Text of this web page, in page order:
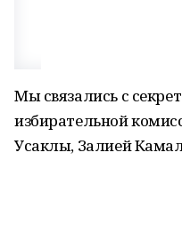
Мы связались с
избирательной
Усаклы, Залией